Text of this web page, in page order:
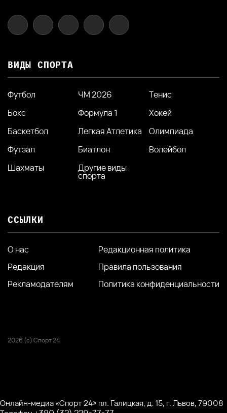
ВИДЫ СПОРТА
Футбол ЧМ 2026
Тенис
Бокс
Формула 1
Хокей
Баскетбол
Легкая Атлетика
Олимпиада
Футзал
Биатлон
Волейбол
Шахматы
Другие виды
спорта
ССЫЛКИ
О нас
Редакция
Рекламодателям
Редакционная политика
Правила пользования
Политика конфиденциальности
2026 (с) Спорт 24
Онлайн-медиа «Спорт 24» пл. Галицкая, д. 15, г. Львов, 79008